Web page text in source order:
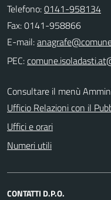
Telefono:0141-958134
Fax: 0141-958866
E-mail:
PEC:
Consultare il menù
Ufficio Relazioni con il
Uffici e orari
Numeri utili
CONTATTI D.P.O.